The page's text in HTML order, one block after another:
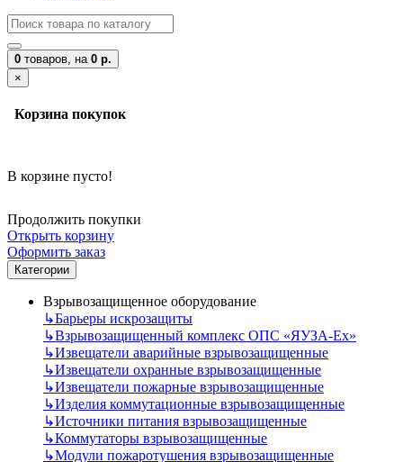
0 товаров, на 0 р.
×
Корзина покупок
В корзине пусто!
Продолжить покупки
Открыть корзину
Оформить заказ
Категории
Взрывозащищенное оборудование
↳Барьеры искрозащиты
↳Взрывозащищенный комплекс ОПС «ЯУЗА-Ех»
↳Извещатели аварийные взрывозащищенные
↳Извещатели охранные взрывозащищенные
↳Извещатели пожарные взрывозащищенные
↳Изделия коммутационные взрывозащищенные
↳Источники питания взрывозащищенные
↳Коммутаторы взрывозащищенные
↳Модули пожаротушения взрывозащищенные